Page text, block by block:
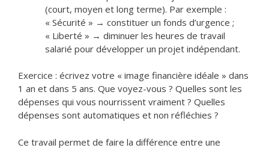
(court, moyen et long terme). Par exemple :
« Sécurité » → constituer un fonds d’urgence ;
« Liberté » → diminuer les heures de travail
salarié pour développer un projet indépendant.
Exercice : écrivez votre « image financière idéale » dans
1 an et dans 5 ans. Que voyez-vous ? Quelles sont les
dépenses qui vous nourrissent vraiment ? Quelles
dépenses sont automatiques et non réfléchies ?
Ce travail permet de faire la différence entre une